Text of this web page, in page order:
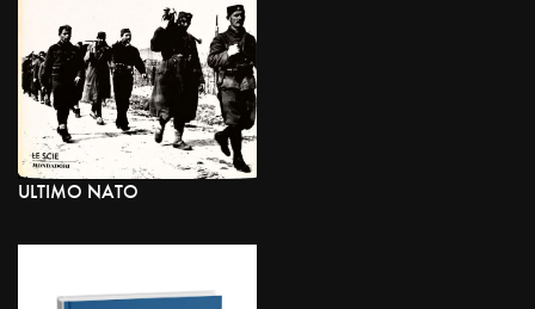
ULTIMO NATO